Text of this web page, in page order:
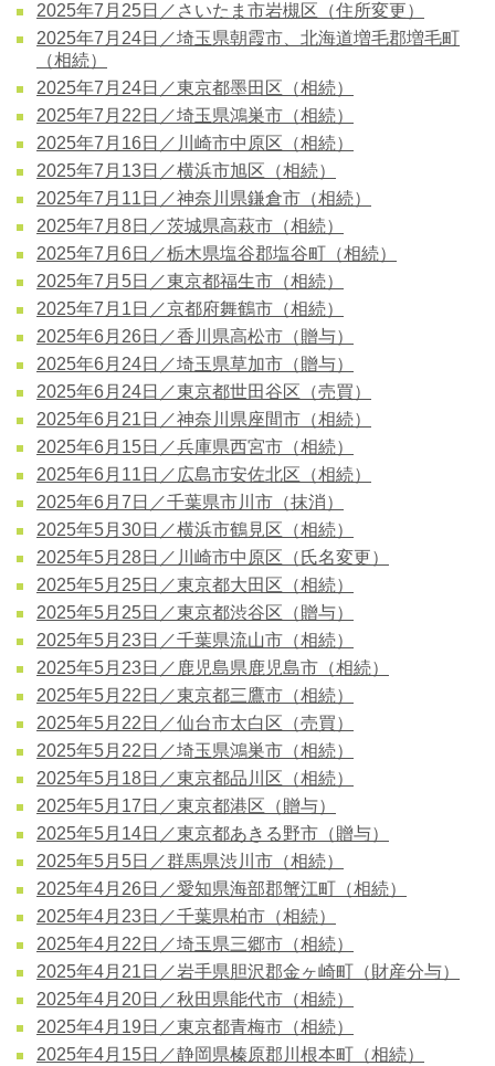
2025年7月25日／さいたま市岩槻区（住所変更）
2025年7月24日／埼玉県朝霞市、北海道増毛郡増毛町
（相続）
2025年7月24日／東京都墨田区（相続）
2025年7月22日／埼玉県鴻巣市（相続）
2025年7月16日／川崎市中原区（相続）
2025年7月13日／横浜市旭区（相続）
2025年7月11日／神奈川県鎌倉市（相続）
2025年7月8日／茨城県高萩市（相続）
2025年7月6日／栃木県塩谷郡塩谷町（相続）
2025年7月5日／東京都福生市（相続）
2025年7月1日／京都府舞鶴市（相続）
2025年6月26日／香川県高松市（贈与）
2025年6月24日／埼玉県草加市（贈与）
2025年6月24日／東京都世田谷区（売買）
2025年6月21日／神奈川県座間市（相続）
2025年6月15日／兵庫県西宮市（相続）
2025年6月11日／広島市安佐北区（相続）
2025年6月7日／千葉県市川市（抹消）
2025年5月30日／横浜市鶴見区（相続）
2025年5月28日／川崎市中原区（氏名変更）
2025年5月25日／東京都大田区（相続）
2025年5月25日／東京都渋谷区（贈与）
2025年5月23日／千葉県流山市（相続）
2025年5月23日／鹿児島県鹿児島市（相続）
2025年5月22日／東京都三鷹市（相続）
2025年5月22日／仙台市太白区（売買）
2025年5月22日／埼玉県鴻巣市（相続）
2025年5月18日／東京都品川区（相続）
2025年5月17日／東京都港区（贈与）
2025年5月14日／東京都あきる野市（贈与）
2025年5月5日／群馬県渋川市（相続）
2025年4月26日／愛知県海部郡蟹江町（相続）
2025年4月23日／千葉県柏市（相続）
2025年4月22日／埼玉県三郷市（相続）
2025年4月21日／岩手県胆沢郡金ヶ崎町（財産分与）
2025年4月20日／秋田県能代市（相続）
2025年4月19日／東京都青梅市（相続）
2025年4月15日／静岡県榛原郡川根本町（相続）